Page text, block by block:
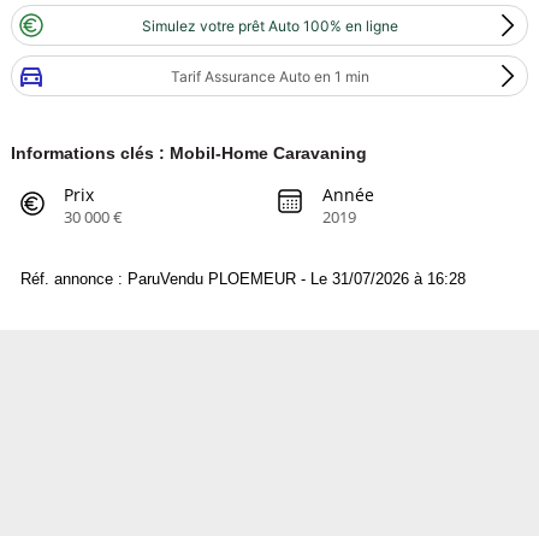
Simulez votre prêt Auto 100% en ligne
Tarif Assurance Auto en 1 min
Informations clés : Mobil-Home Caravaning
Prix
30 000 €
Année
2019
Réf. annonce : ParuVendu PLOEMEUR - Le 31/07/2026 à 16:28